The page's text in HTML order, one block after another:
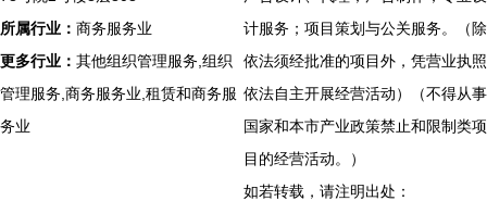
所属行业： 商务服务业
更多行业： 其他组织管理服务,组织
管理服务,商务服务业,租赁和商务服
务业
计服务；项目策划与公关服务。（除
依法须经批准的项目外，凭营业执照
依法自主开展经营活动）（不得从事
国家和本市产业政策禁止和限制类项
目的经营活动。）
如若转载，请注明出处：